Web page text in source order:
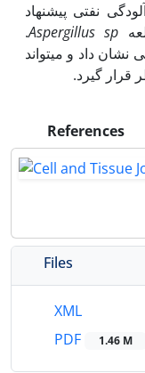
نفتی پیشنهاد
Aspergillus sp
.
نشان داد و می‏تواند
قرار گیرد.
References
Files
XML
PDF
1.46 M